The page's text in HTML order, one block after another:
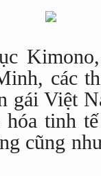
các
gái Việt
hóa tinh
cũng